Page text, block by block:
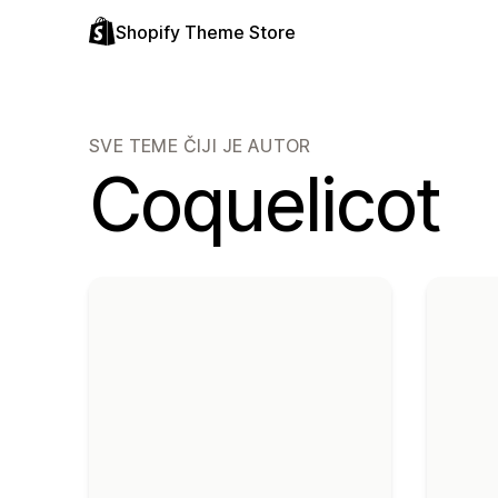
Shopify Theme Store
SVE TEME ČIJI JE AUTOR
Coquelicot